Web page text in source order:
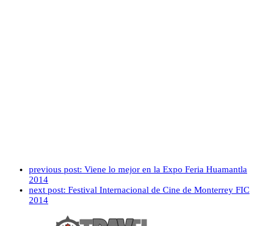
previous post: Viene lo mejor en la Expo Feria Huamantla
2014
next post: Festival Internacional de Cine de Monterrey FIC
2014